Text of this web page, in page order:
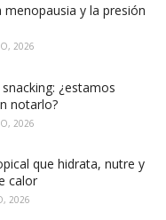
menopausia y la presión
2026
¿estamos
notarlo?
2026
que hidrata, nutre y
calor
2026